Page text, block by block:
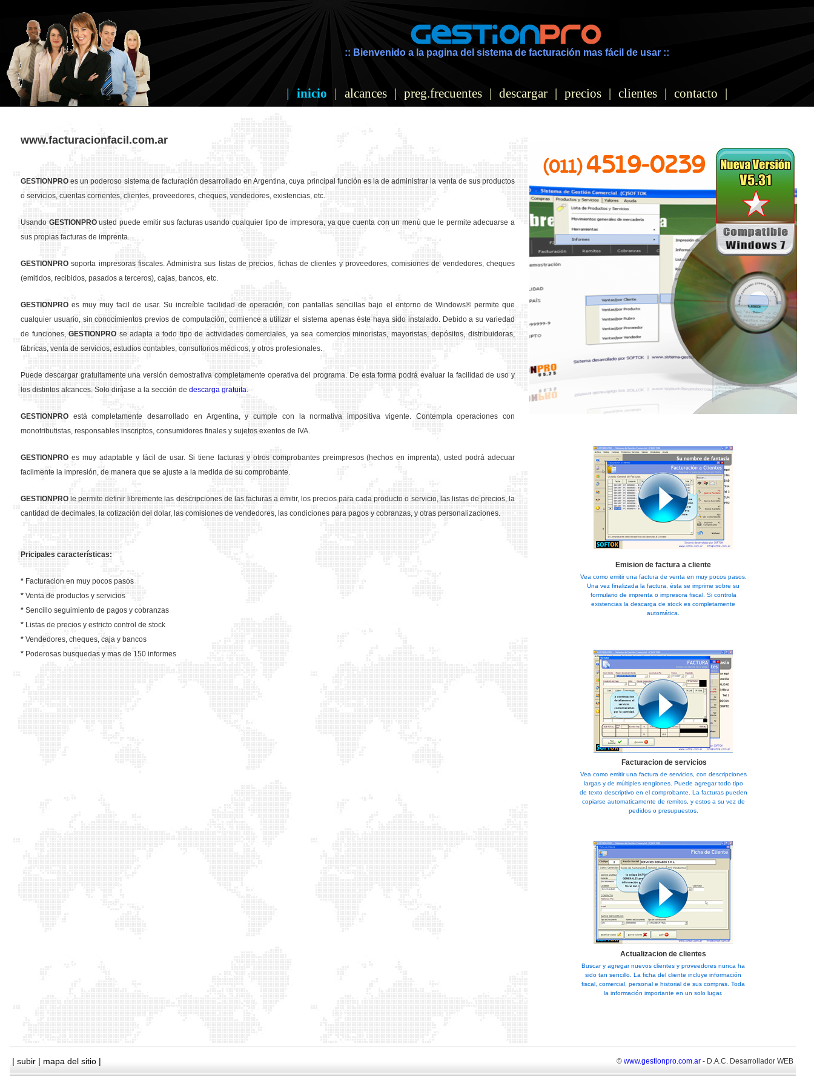
:: Bienvenido a la pagina del sistema de facturación mas fácil de usar ::
| inicio | alcances| preg.frecuentes| descargar| precios| clientes| contacto |
www.facturacionfacil.com.ar
GESTION PRO es un poderoso sistema de facturación desarrollado en Argentina, cuya principal función es la de administrar la venta de sus productos
o servicios, cuentas corrientes, clientes, proveedores, cheques, vendedores, existencias, etc.
Usando GESTION PROusted puede emitir sus facturas usando cualquier tipo de impresora, ya que cuenta con un menú que le permite adecuarse a
sus propias facturas de imprenta.
GESTION PRO soporta impresoras fiscales. Administra sus listas de precios, fichas de clientes y proveedores, comisiones de vendedores, cheques
(emitidos, recibidos, pasados a terceros), cajas, bancos, etc.
GESTION PRO es muy muy facil de usar. Su increíble facilidad de operación, con pantallas sencillas bajo el entorno de Windows® permite que
cualquier usuario, sin conocimientos previos de computación, comience a utilizar el sistema apenas éste haya sido instalado. Debido a su variedad
de funciones,GESTION PRO se adapta a todo tipo de actividades comerciales, ya sea comercios minoristas, mayoristas, depósitos, distribuidoras,
fábricas, venta de servicios, estudios contables, consultorios médicos, y otros profesionales.
Puede descargar gratuitamente una versión demostrativa completamente operativa del programa. De esta forma podrá evaluar la facilidad de uso y
los distintos alcances. Solo diríjase a la sección de descarga gratuita.
GESTION PRO está completamente desarrollado en Argentina, y cumple con la normativa impositiva vigente. Contempla operaciones con
monotributistas, responsables inscriptos, consumidores finales y sujetos exentos de IVA.
GESTION PRO es muy adaptable y fácil de usar. Si tiene facturas y otros comprobantes preimpresos (hechos en imprenta), usted podrá adecuar
facilmente la impresión, de manera que se ajuste a la medida de su comprobante.
GESTION PRO le permite definir libremente las descripciones de las facturas a emitir, los precios para cada producto o servicio, las listas de precios, la
cantidad de decimales, la cotización del dolar, las comisiones de vendedores, las condiciones para pagos y cobranzas, y otras personalizaciones.
Pricipales características:
* Facturacion en muy pocos pasos
* Venta de productos y servicios
* Sencillo seguimiento de pagos y cobranzas
* Listas de precios y estricto control de stock
* Vendedores, cheques, caja y bancos
* Poderosas busquedas y mas de 150 informes
Emision de factura a cliente
Vea como emitir una factura de venta en muy pocos pasos.
Una vez finalizada la factura, ésta se imprime sobre su
formulario de imprenta o impresora fiscal. Si controla
existencias la descarga de stock es completamente
automática.
Facturacion de servicios
Vea como emitir una factura de servicios, con descripciones
largas y de múltiples renglones. Puede agregar todo tipo
de texto descriptivo en el comprobante. La facturas pueden
copiarse automaticamente de remitos, y estos a su vez de
pedidos o presupuestos.
Actualizacion de clientes
Buscar y agregar nuevos clientes y proveedores nunca ha
sido tan sencillo. La ficha del cliente incluye información
fiscal, comercial, personal e historial de sus compras. Toda
la información importante en un solo lugar.
| subir | mapa del sitio | © www.gestionpro.com.ar - D.A.C. Desarrollador WEB